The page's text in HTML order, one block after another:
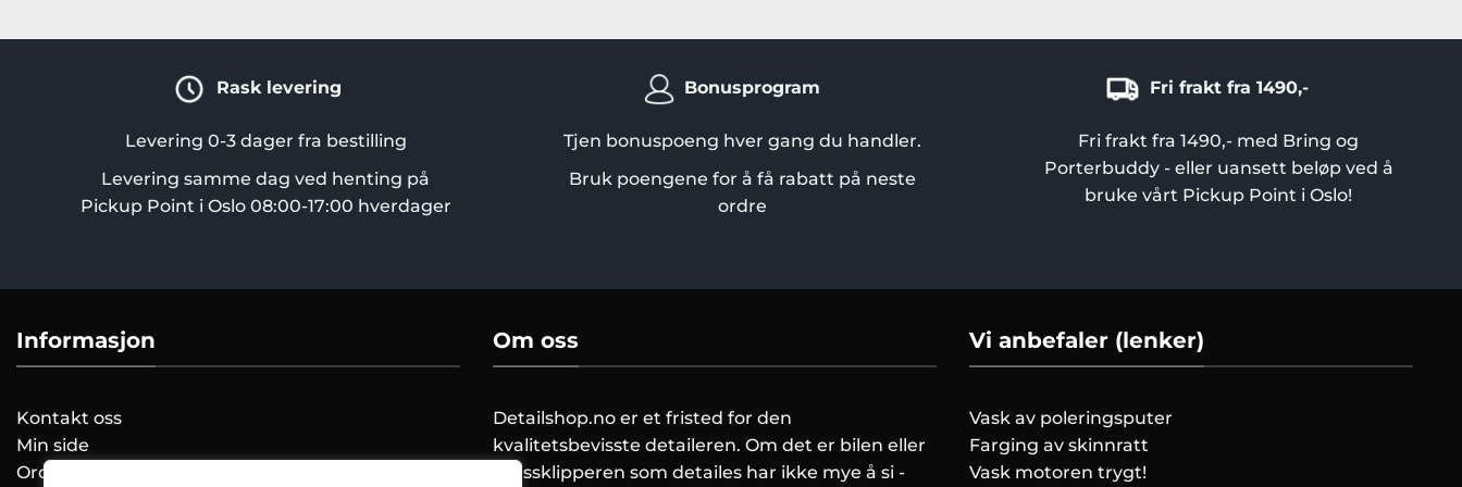
Alternativene
velges
Rask levering
Levering 0-3 dager fra bestilling
Levering samme dag ved henting på
Pickup Point i Oslo 08:00-17:00 hverdager
Bonusprogram
Tjen bonuspoeng hver gang du handler.
Bruk poengene for å få rabatt på neste
ordre
Fri frakt fra 1490,-
Fri frakt fra 1490,- med Bring og
Porterbuddy - eller uansett beløp ved å
bruke vårt Pickup Point i Oslo!
Informasjon
Kontakt oss
Min side
Ordreoversikt
Om oss
Detailshop.no er et fristed for den
kvalitetsbevisste detaileren. Om det er bilen eller
gressklipperen som detailes har ikke mye å si -
Vi anbefaler (lenker)
Vask av poleringsputer
Farging av skinnratt
Vask motoren trygt!